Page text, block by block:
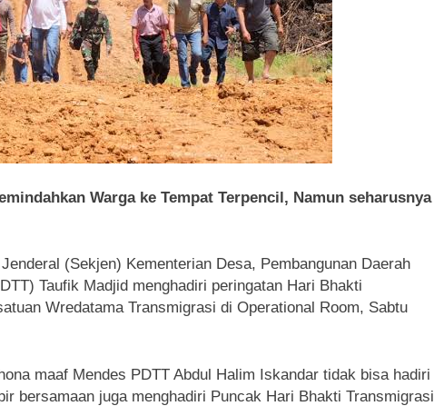
Warga ke Tempat Terpencil, Namun seharusnya
(Sekjen) Kementerian Desa, Pembangunan Daerah
Taufik Madjid menghadiri peringatan Hari Bhakti
Wredatama Transmigrasi di Operational Room, Sabtu
maaf Mendes PDTT Abdul Halim Iskandar tidak bisa hadiri
bersamaan juga menghadiri Puncak Hari Bhakti Transmigrasi